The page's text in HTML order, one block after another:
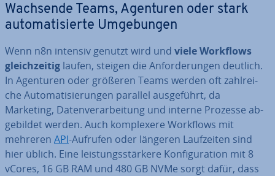
Wachsende Teams, Agenturen oder stark
au­to­ma­ti­sier­te Um­ge­bun­gen
Wenn n8n intensiv genutzt wird und viele Workflows
gleich­zei­tig laufen, steigen die An­for­de­run­gen deutlich.
In Agenturen oder größeren Teams werden oft zahl­rei­
che Au­to­ma­ti­sie­run­gen parallel aus­ge­führt, da
Marketing, Da­ten­ver­ar­bei­tung und interne Prozesse ab­
ge­bil­det werden. Auch kom­ple­xe­re Workflows mit
mehreren API-Aufrufen oder längeren Lauf­zei­ten sind
hier üblich. Eine leis­tungs­stär­ke­re Kon­fi­gu­ra­ti­on mit 8
vCores, 16 GB RAM und 480 GB NVMe sorgt dafür, dass